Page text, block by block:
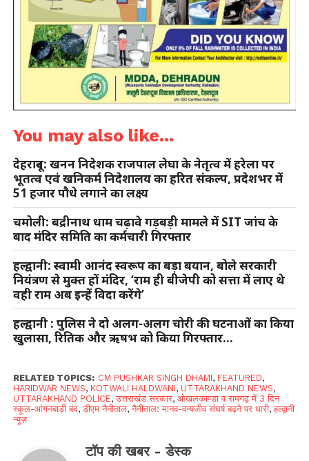
You may also like...
देहरादून: खनन निदेशक राजपाल लेघा के नेतृत्व में हरेला पर
भूतत्व एवं खनिकर्म निदेशालय का हरित संकल्प, प्रदेशभर में
51 हजार पौधे लगाने का लक्ष्य
चमोली: बद्रीनाथ धाम चढ़ावे गड़बड़ी मामले में SIT जांच के
बाद मंदिर समिति का कर्मचारी गिरफ्तार
हल्द्वानी: स्वामी आनंद स्वरूप का बड़ा बयान, बोले सरकारी
नियंत्रण से मुक्त हों मंदिर, ‘राम ही बीजेपी को सत्ता में लाए थे
वही राम अब इन्हें विदा करेंगे’
हल्द्वानी : पुलिस ने दो अलग-अलग चोरी की घटनाओं का किया
खुलासा, रितिक और ऋषभ को किया गिरफ्तार…
RELATED TOPICS: CM PUSHKAR SINGH DHAMI, FEATURED,
HARIDWAR NEWS, KOTWALI HALDWANI, UTTARAKHAND NEWS,
UTTARAKHAND POLICE,उत्तराखंड सरकार, ओखलकाण्डा व रामगढ़ में 3 दिन
स्कूल-आंगनबाड़ी बंद,डीएम नैनीताल,नैनीताल: मानव-वन्यजीव संघर्ष बढ़ने पर धारी,हल्द्वानी
न्यूज़
टॉप की खबर - डेस्क